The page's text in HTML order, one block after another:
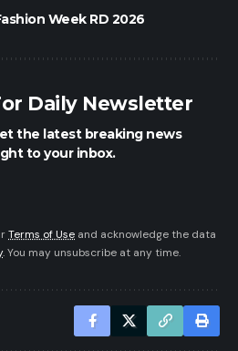
Week RD 2026
Daily Newsletter
the latest breaking news
to your inbox.
Terms of Use and acknowledge the data
. You may unsubscribe at any time.